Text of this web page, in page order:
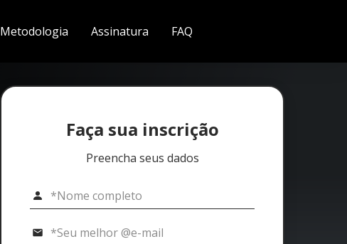
Metodologia Assinatura FAQ
Faça sua inscrição
Preencha seus dados